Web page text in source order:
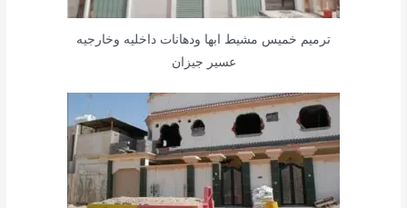
ترميم خميس مشيط ابها ودهانات داخليه وخارجيه
عسير جيزان